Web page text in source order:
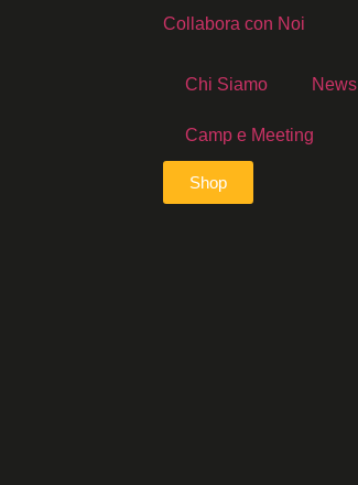
Collabora con Noi
Chi Siamo News
Camp e Meeting
Shop